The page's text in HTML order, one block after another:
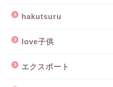
hakutsuru
love子供
エクスポート